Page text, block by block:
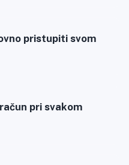
pristupiti svom
pri svakom